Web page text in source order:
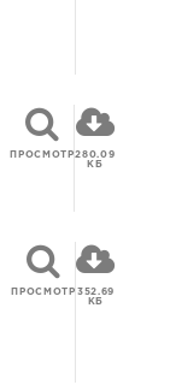
ПРОСМОТР280.09
КБ
ПРОСМОТР 352.69
КБ